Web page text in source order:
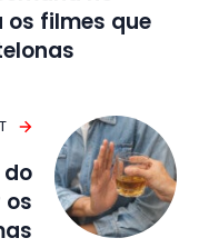
os filmes que
do
os